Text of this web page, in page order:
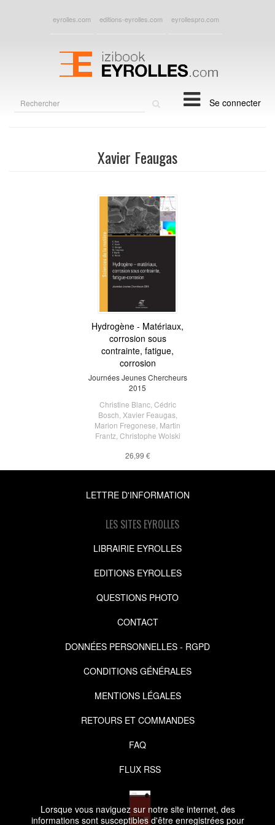
Lorsque vous naviguez sur notre site internet, des
informations sont susceptibles d'être enregistrées pour
eyrolles.com editions-eyrolles.com eyrollespro.com
Se connecter
Xavier Feaugas
Hydrogène - Matériaux,
corrosion sous
contrainte, fatigue,
corrosion
Journées Jeunes Chercheurs
2015
Christine Blanc, Cédric
Bosch Xavier Feaugas,
Marion Fregonese Martin
Frantz Christophe Wolski
26,99 €
LETTRE D'INFORMATION
LES SITES EYROLLES
LIBRAIRIE EYROLLES
EDITIONS EYROLLES
QUESTIONS PHOTO
CONTACT
DONNÉES PERSONNELLES - RGPD
CONDITIONS GÉNÉRALES
MENTIONS LÉGALES
RETOURS ET COMMANDES
FAQ
FLUX RSS